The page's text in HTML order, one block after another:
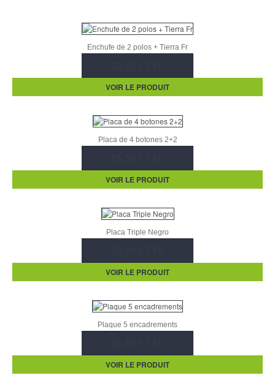
Enchufe de 2 polos + Tierra Fr
VOIR LE PRODUIT
Placa de 4 botones 2+2
VOIR LE PRODUIT
Placa Triple Negro
VOIR LE PRODUIT
Plaque 5 encadrements
VOIR LE PRODUIT